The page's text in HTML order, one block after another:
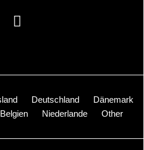
Deutschland
Dänemark
Belgien Niederlande Other